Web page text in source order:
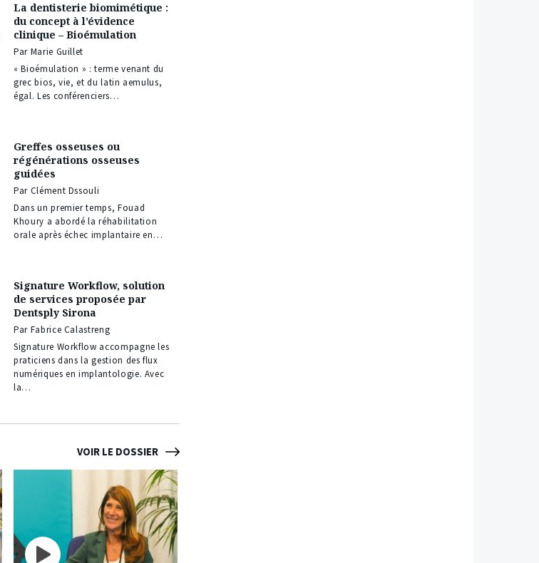
La dentisterie biomimétique :
du concept à l’évidence
clinique – Bioémulation
Par Marie Guillet
« Bioémulation » : terme venant du
grec bios, vie, et du latin aemulus,
égal. Les conférenciers…
Greffes osseuses ou
régénérations osseuses
guidées
Par Clément Dssouli
Dans un premier temps, Fouad
Khoury a abordé la réhabilitation
orale après échec implantaire en…
Signature Workflow, solution
de services proposée par
Dentsply Sirona
Par Fabrice Calastreng
Signature Workflow accompagne les
praticiens dans la gestion des flux
numériques en implantologie. Avec
la…
VOIR LE DOSSIER